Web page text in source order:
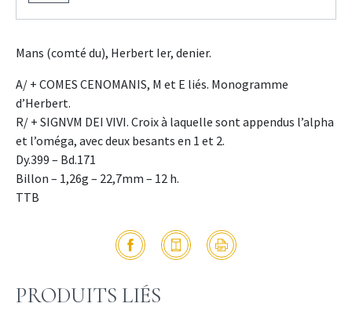
Mans (comté du), Herbert Ier, denier.
A/ + COMES CENOMANIS, M et E liés. Monogramme
d’Herbert.
R/ + SIGNVM DEI VIVI. Croix à laquelle sont appendus l’alpha
et l’oméga, avec deux besants en 1 et 2.
Dy.399 – Bd.171
Billon – 1,26g – 22,7mm – 12 h.
TTB
PRODUITS LIÉS